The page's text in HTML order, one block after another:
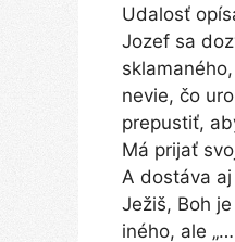
Udalosť
Jozef sa
nevie, čo
prepustiť,
Má prijať
A dostáva
Ježiš, Boh
iného, ale